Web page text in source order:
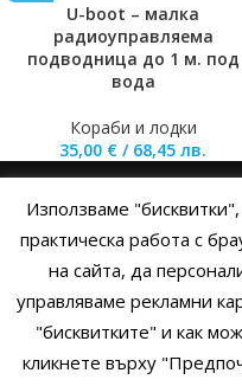
U-boot – малка
радиоуправляема
подводница до 1 м. под
вода
Кораби и лодки
35,00 € / 68,45 лв.
ОБЩИ
ПОЛИТИКА НА
Използваме
практическа работа с
на сайта, да
управляваме рекламни
"бисквитките" и как
кликнете върху